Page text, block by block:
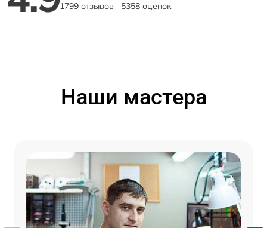
1799 отзывов 5358 оценок
Наши мастера